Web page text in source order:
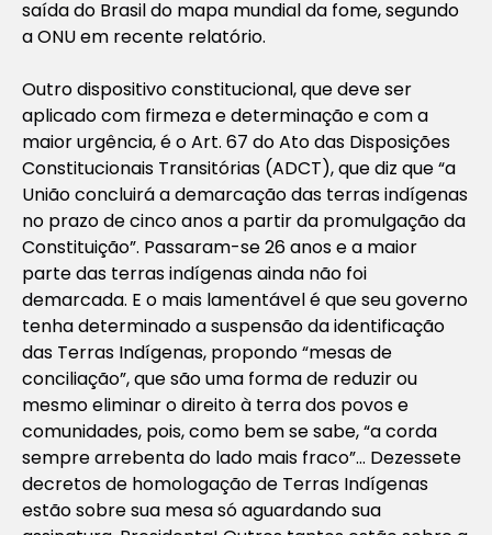
saída do Brasil do mapa mundial da fome, segundo
a ONU em recente relatório.
Outro dispositivo constitucional, que deve ser
aplicado com firmeza e determinação e com a
maior urgência, é o Art. 67 do Ato das Disposições
Constitucionais Transitórias (ADCT), que diz que “a
União concluirá a demarcação das terras indígenas
no prazo de cinco anos a partir da promulgação da
Constituição”. Passaram-se 26 anos e a maior
parte das terras indígenas ainda não foi
demarcada. E o mais lamentável é que seu governo
tenha determinado a suspensão da identificação
das Terras Indígenas, propondo “mesas de
conciliação”, que são uma forma de reduzir ou
mesmo eliminar o direito à terra dos povos e
comunidades, pois, como bem se sabe, “a corda
sempre arrebenta do lado mais fraco”… Dezessete
decretos de homologação de Terras Indígenas
estão sobre sua mesa só aguardando sua